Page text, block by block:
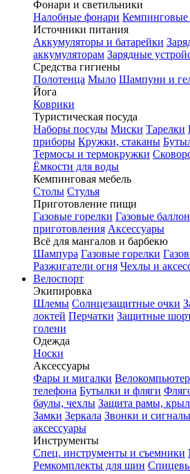
Фонари и светильники
Налобные фонари Кемпинговые
Источники питания
Аккумуляторы и батарейки
аккумуляторам Зарядные
Средства гигиены
Полотенца Мыло Шампуни и
Йога
Коврики
Туристическая посуда
Наборы посуды Миски Тарелки
приборы Кружки, стаканы
Термосы и термокружки
Ёмкости для воды
Кемпинговая мебель
Столы Стулья
Приготовление пищи
Газовые горелки Газовые
приготовления Аксессуары
Всё для мангалов и барбекю
Шампура Газовые горелки
Разжигатели огня Чехлы и
Велоспорт
Экипировка
Шлемы Солнцезащитные очки
локтей Перчатки Защитные
голени
Одежда
Носки
Аксессуары
Фары и мигалки
телефона Бутылки и фляги
баулы, чехлы Защита рамы,
Замки Зеркала Звонки и сигналы
аксессуары
Инструменты
Спец. инструменты и съемники
Ремкомплекты для шин